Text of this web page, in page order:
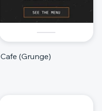
Cafe (Grunge)